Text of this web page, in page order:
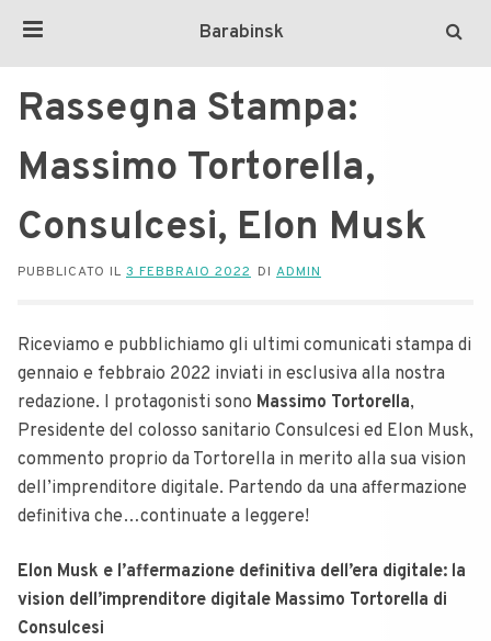
Barabinsk
Rassegna Stampa:
Massimo Tortorella,
Consulcesi, Elon Musk
PUBBLICATO IL 3 FEBBRAIO 2022 DI ADMIN
Riceviamo e pubblichiamo gli ultimi comunicati stampa di
gennaio e febbraio 2022 inviati in esclusiva alla nostra
redazione. I protagonisti sono Massimo Tortorella,
Presidente del colosso sanitario Consulcesi ed Elon Musk,
commento proprio da Tortorella in merito alla sua vision
dell’imprenditore digitale. Partendo da una affermazione
definitiva che…continuate a leggere!
Elon Musk e l’affermazione definitiva dell’era digitale: la
vision dell’imprenditore digitale Massimo Tortorella di
Consulcesi